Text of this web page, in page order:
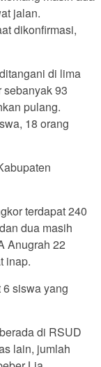
jalan.
dikonfirmasi,
di lima
93
pulang.
18 orang
terdapat 240
dua masih
Anugrah 22
inap.
siswa yang
di RSUD
lain, jumlah